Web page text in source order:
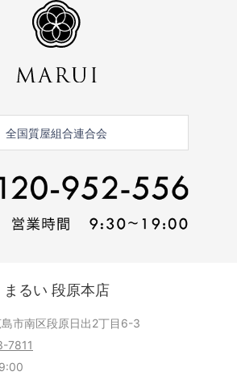
全国質屋組合連合会
まるい 段原本店
市南区段原日出2丁目6-3
7811